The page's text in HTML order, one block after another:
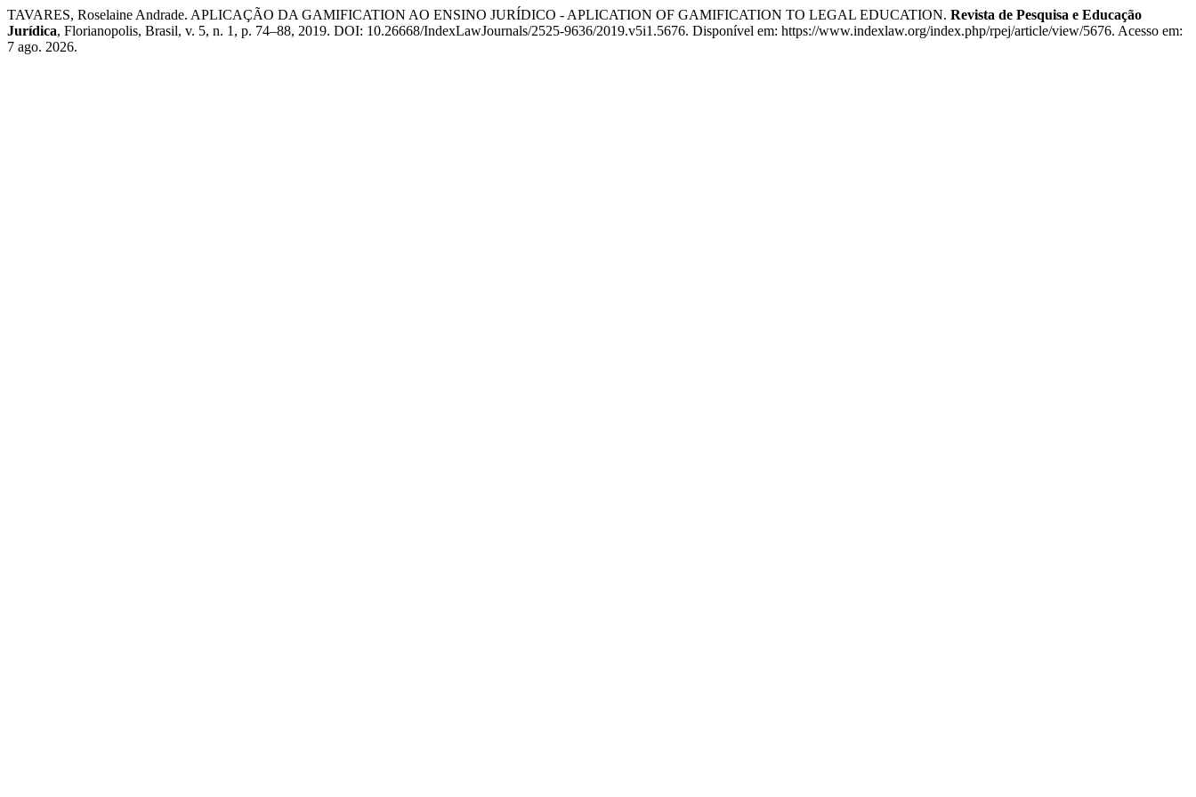
TAVARES, Roselaine Andrade. APLICAÇÃO DA GAMIFICATION AO ENSINO JURÍDICO - APLICATION OF GAMIFICATION TO LEGAL EDUCATION. Revista de Pesquisa e Educação
Jurídica, Florianopolis, Brasil, v. 5, n. 1, p. 74–88, 2019. DOI: 10.26668/IndexLawJournals/2525-9636/2019.v5i1.5676. Disponível em: https://www.indexlaw.org/index.php/rpej/article/view/5676. Acesso em:
7 ago. 2026.